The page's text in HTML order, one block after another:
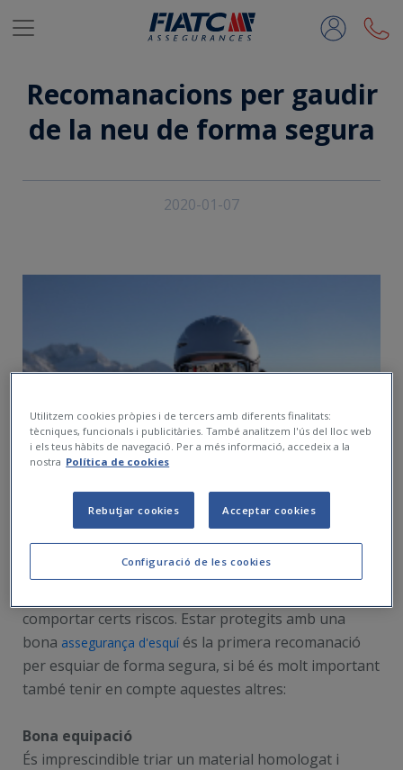
Salta al contingut principal
Recomanacions per gaudir
de la neu de forma segura
2020-01-07
L'esquí i el snowboarding et permeten gaudir de la
comportar certs riscos. Estar protegits amb una
bona assegurança d'esquí és la primera recomanació
per esquiar de forma segura, si bé és molt important
també tenir en compte aquestes altres:
Bona equipació
És imprescindible triar un material homologat i
Utilitzem cookies pròpies i de tercers amb diferents finalitats:
tècniques, funcionals i publicitàries. També analitzem l'ús del lloc web
i els teus hàbits de navegació. Per a més informació, accedeix a la
nostra Política de cookies
Configuració de les cookies
Rebutjar cookies Acceptar cookies